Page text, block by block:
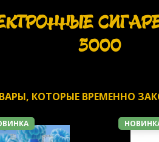
5000
КОТОРЫЕ ВРЕМЕННО